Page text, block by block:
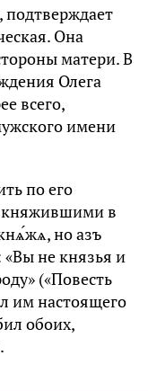
Она
матери. В
Олега
всего,
имени
по его
княжившими в
нo азъ
«Вы не князья и
(«Пoвесть
им настоящего
обоих,